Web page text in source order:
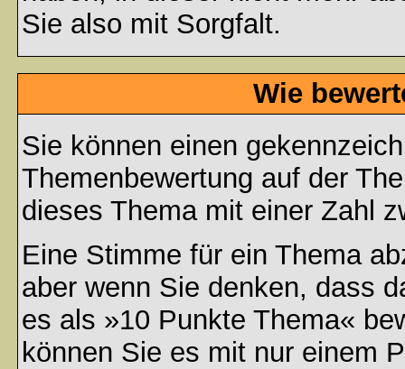
Sie also mit Sorgfalt.
Wie
Sie können einen
Themenbewertung auf der
dieses Thema mit einer Zahl
Eine Stimme für ein Thema
aber wenn Sie denken, dass
es als »10 Punkte Thema«
können Sie es mit nur einem